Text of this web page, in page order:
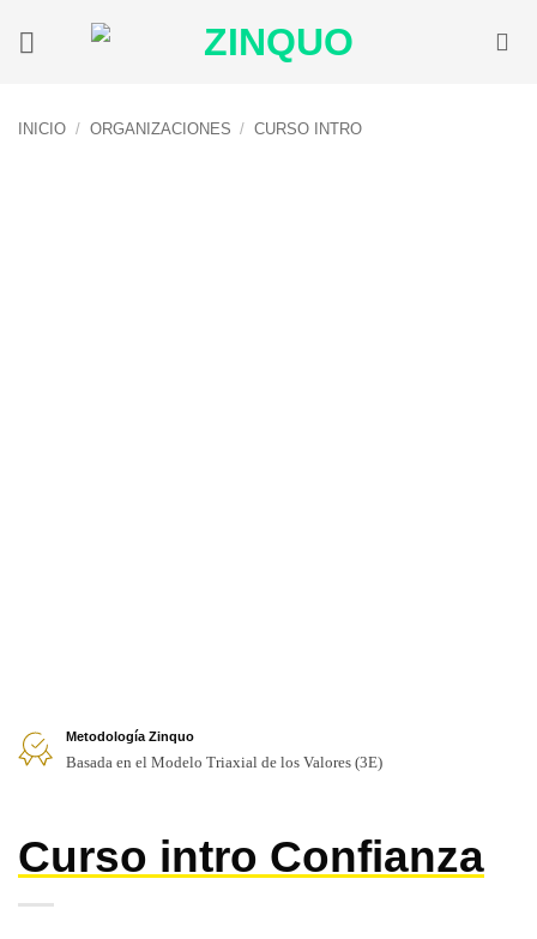
INICIO / ORGANIZACIONES / CURSO INTRO
Metodología Zinquo
Basada en el Modelo Triaxial de los Valores (3E)
Curso intro Confianza